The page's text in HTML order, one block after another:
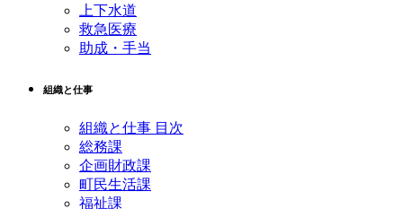
上下水道
救急医療
助成・手当
組織と仕事
組織と仕事 目次
総務課
企画財政課
町民生活課
福祉課